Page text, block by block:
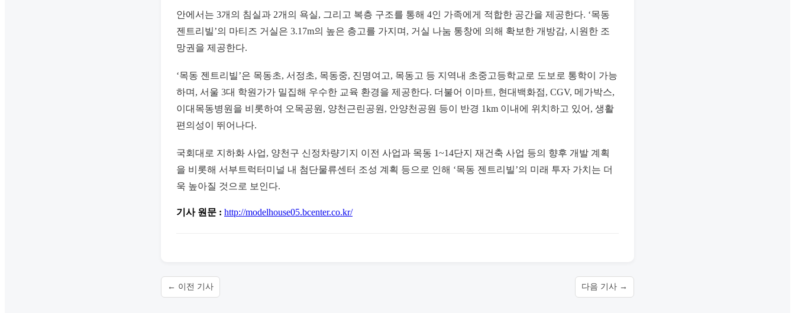
안에서는 3개의 침실과 2개의 욕실, 그리고 복층 구조를 통해 4인 가족에게 적합한 공간을 제공한다. ‘목동
젠트리빌’의 마티즈 거실은 3.17m의 높은 층고를 가지며, 거실 나눔 통창에 의해 확보한 개방감, 시원한 조
망권을 제공한다.
‘목동 젠트리빌’은 목동초, 서정초, 목동중, 진명여고, 목동고 등 지역내 초중고등학교로 도보로 통학이 가능
하며, 서울 3대 학원가가 밀집해 우수한 교육 환경을 제공한다. 더불어 이마트, 현대백화점, CGV, 메가박스,
이대목동병원을 비롯하여 오목공원, 양천근린공원, 안양천공원 등이 반경 1km 이내에 위치하고 있어, 생활
편의성이 뛰어나다.
국회대로 지하화 사업, 양천구 신정차량기지 이전 사업과 목동 1~14단지 재건축 사업 등의 향후 개발 계획
을 비롯해 서부트럭터미널 내 첨단물류센터 조성 계획 등으로 인해 ‘목동 젠트리빌’의 미래 투자 가치는 더
욱 높아질 것으로 보인다.
기사 원문 : http://modelhouse05.bcenter.co.kr/
← 이전 기사 다음 기사 →